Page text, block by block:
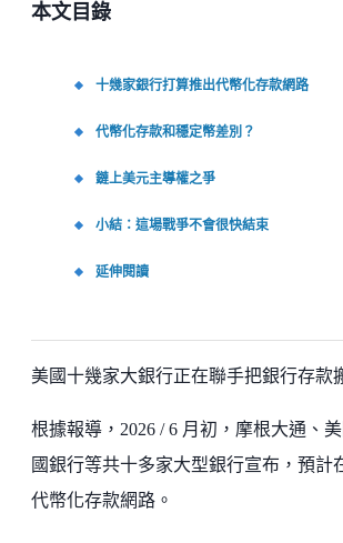
本文目錄
十幾家銀行打算推出代幣化存款網路
代幣化存款和穩定幣差別？
鏈上美元主導權之爭
小結：這場戰爭不會很快結束
延伸閱讀
美國十幾家大銀行正在聯手把銀行存款
根據報導，2026 / 6 月初，摩根大通、
國銀行等共十多家大型銀行宣布，預計
代幣化存款網路。